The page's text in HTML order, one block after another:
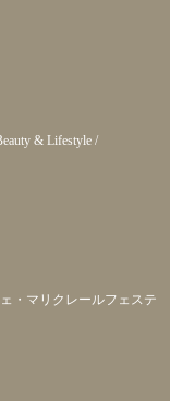
& Lifestyle/
・マリクレールフェステ